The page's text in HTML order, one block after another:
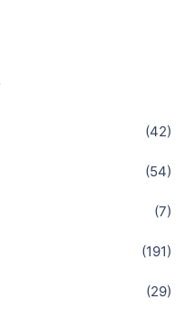
(42)
(54)
(7)
(191)
(29)